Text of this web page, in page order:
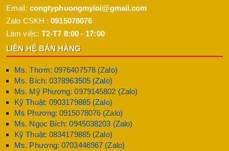
Email: congtyphuongmyloi@gmail.com
Zalo CSKH :0915078076
Làm việc: T2-T7 8:00 - 17:00
LIÊN HỆ BÁN HÀNG
Ms. Thơm: 0976407578 (Zalo)
Ms. Bích: 0378963505 (Zalo)
Ms. Mỹ Phương: 0979145802 (Zalo)
Kỹ Thuật: 0903179885 (Zalo)
Ms Phương: 0915078076 (Zalo)
Ms. Ngọc Bích: 0945038203 (Zalo)
Kỹ Thuật: 0834179885 (Zalo)
Ms. Phương: 0703446967 (Zalo)